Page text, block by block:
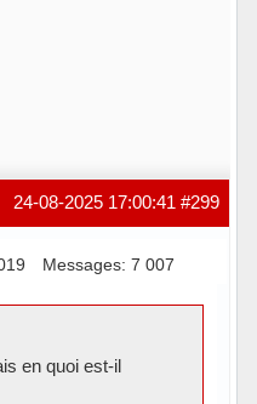
#299
24-08-2025 17:00:41
Messages: 7 007
en quoi est-il